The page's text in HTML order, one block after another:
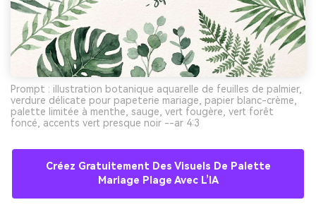
Prompt : illustration botanique aquarelle de feuilles de palmier,
verdure délicate pour papeterie mariage, papier blanc-crème,
palette limitée à menthe, sauge, vert fougère, vert forêt
foncé, accents vert presque noir --ar 4:3
Créez Gratuitement Des Visuels De Palette
Mariage Plage Avec L’IA